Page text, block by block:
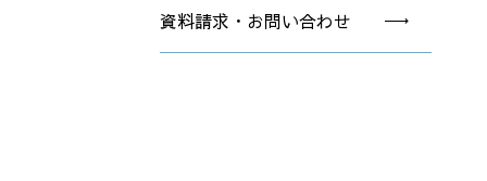
資料請求・お問い合わせ